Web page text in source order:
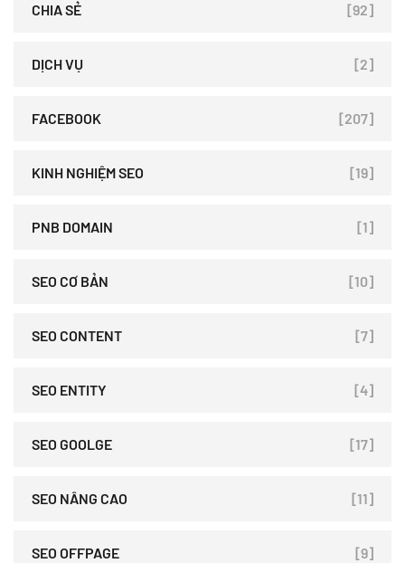
CHIA SẺ [92]
DỊCH VỤ [2]
FACEBOOK [207]
KINH NGHIỆM SEO [19]
PNB DOMAIN [1]
SEO CƠ BẢN [10]
SEO CONTENT [7]
SEO ENTITY [4]
SEO GOOLGE [17]
SEO NÂNG CAO [11]
SEO OFFPAGE [9]